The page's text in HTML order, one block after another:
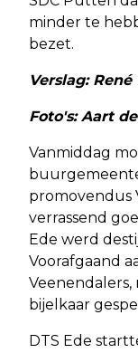
minder te
bezet.
Verslag:
Foto's: Aart
Vanmiddag
promovendus
verrassend
Ede werd
Voorafgaand
Veenendalers,
bijelkaar
DTS Ede